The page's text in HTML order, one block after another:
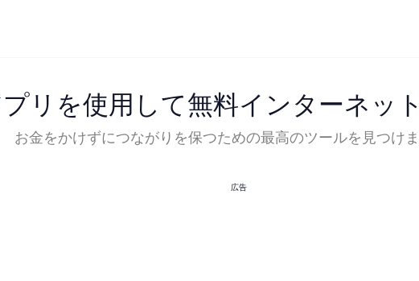
リを使用して無料インターネッ
お金をかけずにつながりを保つための最高のツールを見つけ
広告